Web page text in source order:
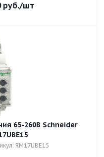
руб./шт
65-260В Schneider
RM17UBE15